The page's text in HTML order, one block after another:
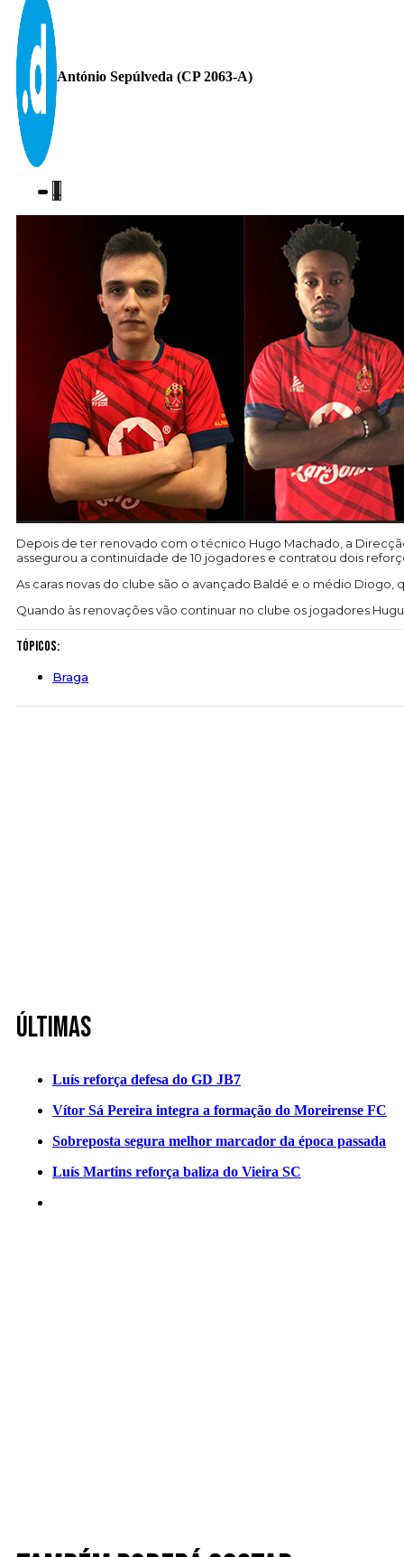
António Sepúlveda (CP 2063-A)
Depois de ter renovado com o técnico Hugo Machado, a
assegurou a continuidade de 10 jogadores e contratou dois
As caras novas do clube são o avançado Baldé e o médio
Quando às renovações vão continuar no clube os jogadores
Tópicos:
Braga
Últimas
Luís reforça defesa do GD JB7
Vítor Sá Pereira integra a formação do Moreirense FC
Sobreposta segura melhor marcador da época passada
Luís Martins reforça baliza do Vieira SC